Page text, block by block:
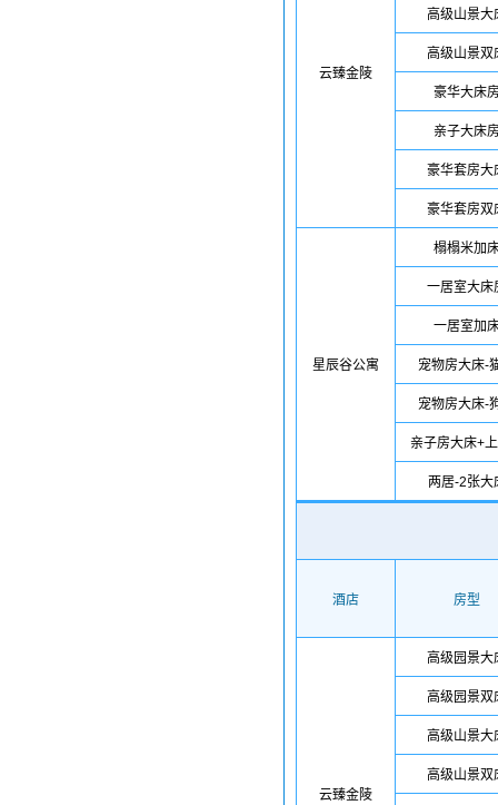
云臻金陵
高级山景大
高级山景双
豪华大床
亲子大床
豪华套房大
豪华套房双
星辰谷公寓
榻榻米加
一居室大床
一居室加
宠物房大床-
宠物房大床-
亲子房大床+
两居-2张大
酒店 房型
云臻金陵
高级园景大
高级园景双
高级山景大
高级山景双